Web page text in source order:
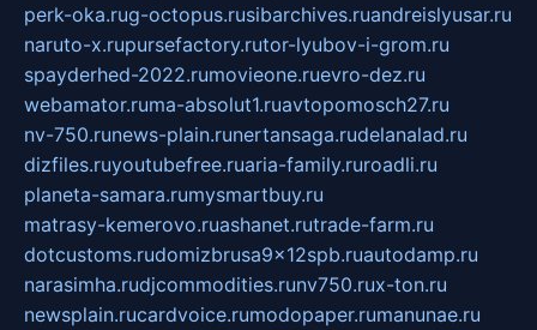
perk-oka.rug-octopus.rusibarchives.ruandreislyusar.ru
naruto-x.rupursefactory.rutor-lyubov-i-grom.ru
spayderhed-2022.rumovieone.ruevro-dez.ru
webamator.ruma-absolut1.ruavtopomosch27.ru
nv-750.runews-plain.runertansaga.rudelanalad.ru
dizfiles.ruyoutubefree.ruaria-family.ruroadli.ru
planeta-samara.rumysmartbuy.ru
matrasy-kemerovo.ruashanet.rutrade-farm.ru
dotcustoms.rudomizbrusa9x12spb.ruautodamp.ru
narasimha.rudjcommodities.runv750.rux-ton.ru
newsplain.rucardvoice.rumodopaper.rumanunae.ru